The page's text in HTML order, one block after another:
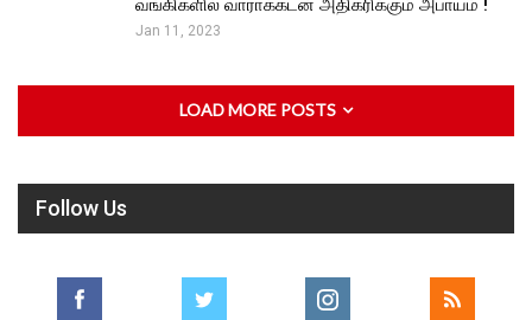
வங்கிகளில் வாராக்கடன் அதிகரிக்கும் அபாயம் !
Jan 11, 2023
LOAD MORE POSTS
Follow Us